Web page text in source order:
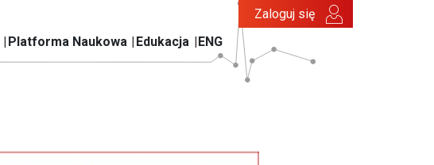
Platforma Naukowa Edukacja ENG
Zaloguj się